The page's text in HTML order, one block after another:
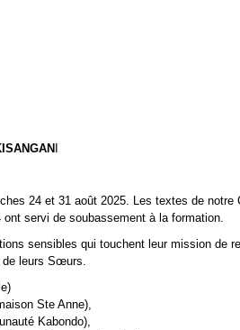
24 et 31 août 2025. Les textes de notre
servi de soubassement à la formation.
sensibles qui touchent leur mission de
leurs Sœurs.
Ste Anne),
Kabondo),